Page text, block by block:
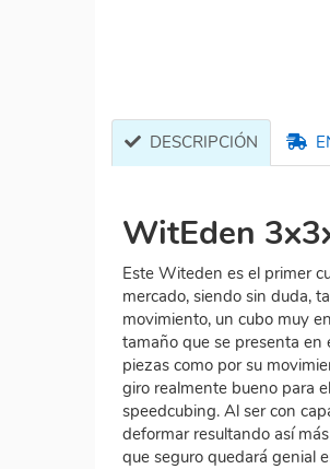
DESCRIPCIÓN
WitEden
Este Witeden es el primer
mercado, siendo sin duda,
movimiento, un cubo muy
tamaño que se presenta en
piezas como por su
giro realmente bueno para
speedcubing. Al ser con
deformar resultando así
que seguro quedará genial